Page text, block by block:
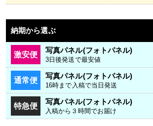
納期から選ぶ
激安便 写真パネル(フォトパネル)
3日後発送で最安値
通常便 写真パネル(フォトパネル)
16時まで入稿で当日発送
特急便 写真パネル(フォトパネル)
入稿から３時間でお届け